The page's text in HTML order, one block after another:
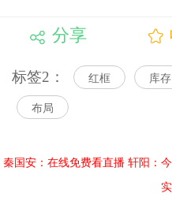
分享
标签2： 红框 库存
布局
秦国安：在线免费看直播 轩阳：